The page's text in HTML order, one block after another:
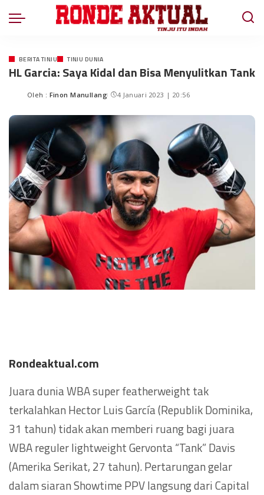
BERITA TINJU TINJU DUNIA
HL Garcia: Saya Kidal dan Bisa Menyulitkan Tank
Oleh : Finon Manullang 4 Januari 2023 | 20:56
Rondeaktual.com
Juara dunia WBA super featherweight tak
terkalahkan Hector Luis García (Republik Dominika,
31 tahun) tidak akan memberi ruang bagi juara
WBA reguler lightweight Gervonta “Tank” Davis
(Amerika Serikat, 27 tahun). Pertarungan gelar
dalam siaran Showtime PPV langsung dari Capital